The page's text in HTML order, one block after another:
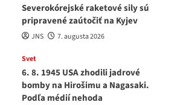
Severokórejské raketové sily sú
pripravené zaútočiť na Kyjev
JNS 7. augusta 2026
Svet
6. 8. 1945 USA zhodili jadrové
bomby na Hirošimu a Nagasaki.
Podľa médií nehoda